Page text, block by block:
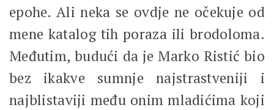
epohe. Ali neka se ovdje ne očekuje od
mene katalog tih poraza ili brodoloma.
Međutim, budući da je Marko Ristić bio
bez ikakve sumnje najstrastveniji i
najblistaviji među onim mladićima koji